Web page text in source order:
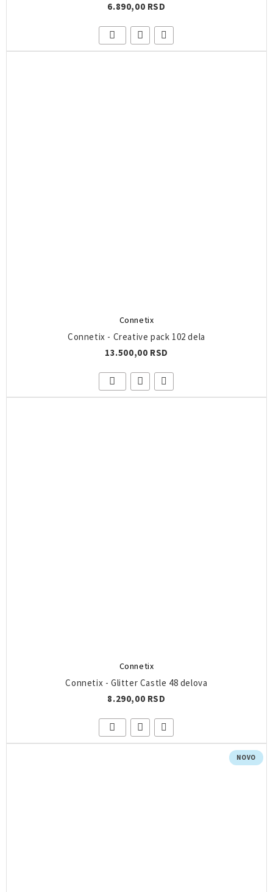
6.890,00 RSD
Connetix
Connetix - Creative pack 102 dela
13.500,00 RSD
Connetix
Connetix - Glitter Castle 48 delova
8.290,00 RSD
NOVO